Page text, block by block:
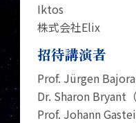
Iktos
株式会社Elix
招待講演者
Prof. Jürgen
Dr. Sharon Bryant
Prof. Johann